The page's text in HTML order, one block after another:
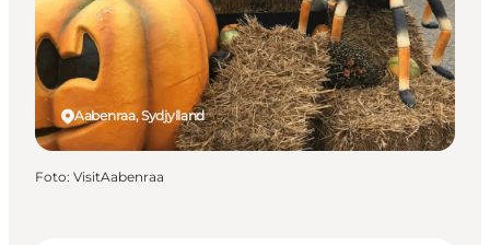
Aabenraa, Sydjylland
Foto: VisitAabenraa